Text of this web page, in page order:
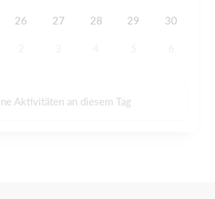
26 27 28 29 30
Aktivitäten an diesem Tag